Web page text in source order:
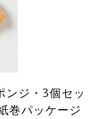
ンジ・3個セッ
巻パッケージ